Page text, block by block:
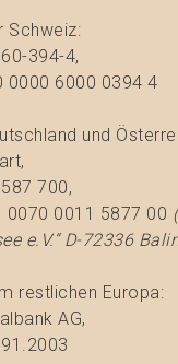
Schweiz:
394-4,
0000 6000 0394 4
und
700,
0070 0011 5877 00
e.V.“ D-72336
restlichen Europa:
AG,